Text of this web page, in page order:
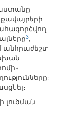
3,
անհրաժեշտ
լուծման